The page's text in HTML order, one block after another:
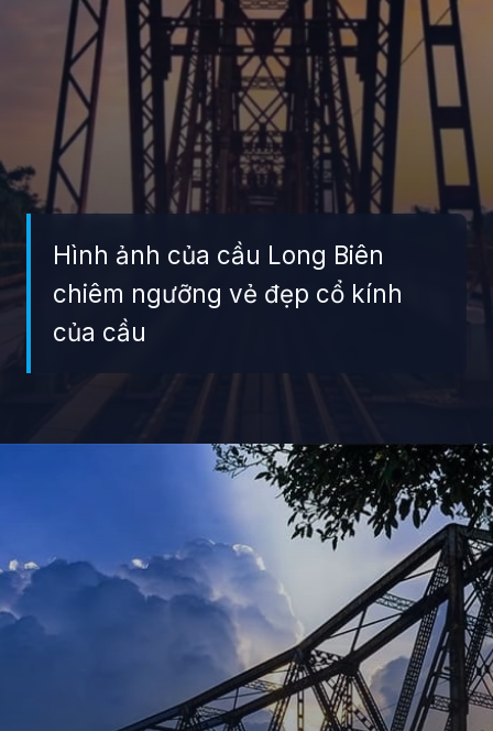
Hình ảnh của cầu Long Biên
chiêm ngưỡng vẻ đẹp cổ kính
của cầu
https://giaydabonghana.com/cau-long-bien